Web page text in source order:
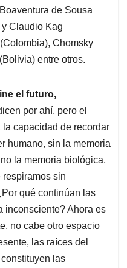
de Sousa
Claudio Kag
Chomsky
entre otros.
el futuro,
por ahí, pero el
capacidad de recordar
humano, sin la memoria
la memoria biológica,
respiramos sin
qué continúan las
inconsciente? Ahora es
no cabe otro espacio
las raíces del
las